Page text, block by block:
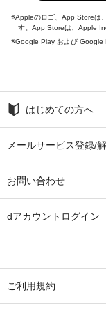
Appleのロゴ、App Storeは
す。App Storeは、Apple
Google Play および Google
はじめての方へ
メールサービス登録/
お問い合わせ
dアカウントログイン
ご利用規約